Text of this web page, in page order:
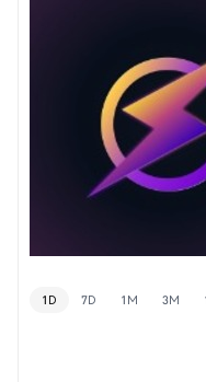
1D 7D 1M 3M